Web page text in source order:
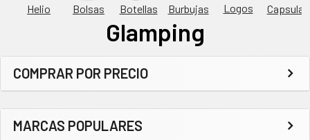
Helio Bolsas Botellas Burbujas Logos Capsulas
Glamping
Barra
lateral
COMPRAR POR PRECIO
MARCAS POPULARES